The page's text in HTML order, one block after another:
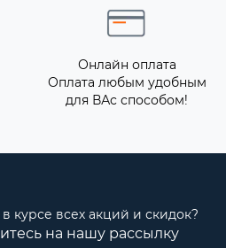
Онлайн оплата
Оплата любым удобным
для ВАс способом!
курсе всех акций и скидок?
на нашу рассылку